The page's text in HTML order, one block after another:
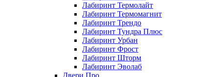
Лабиринт Термолайт
Лабиринт Термомагнит
Лабиринт Трендо
Лабиринт Тундра Плюс
Лабиринт Урбан
Лабиринт Фрост
Лабиринт Шторм
Лабиринт Эволаб
Двери Про